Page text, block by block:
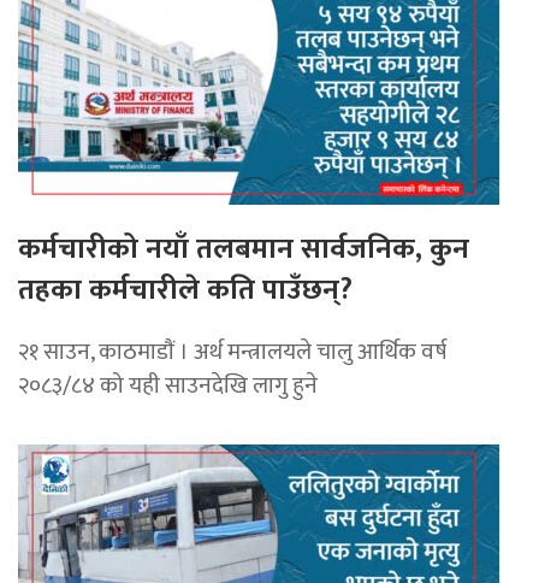
कर्मचारीको नयाँ तलबमान सार्वजनिक, कुन
तहका कर्मचारीले कति पाउँछन्?
२१ साउन, काठमाडाैं । अर्थ मन्त्रालयले चालु आर्थिक वर्ष
२०८३/८४ को यही साउनदेखि लागु हुने